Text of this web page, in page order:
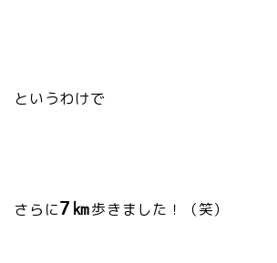
というわけで
さらに7㎞歩きました！（笑）